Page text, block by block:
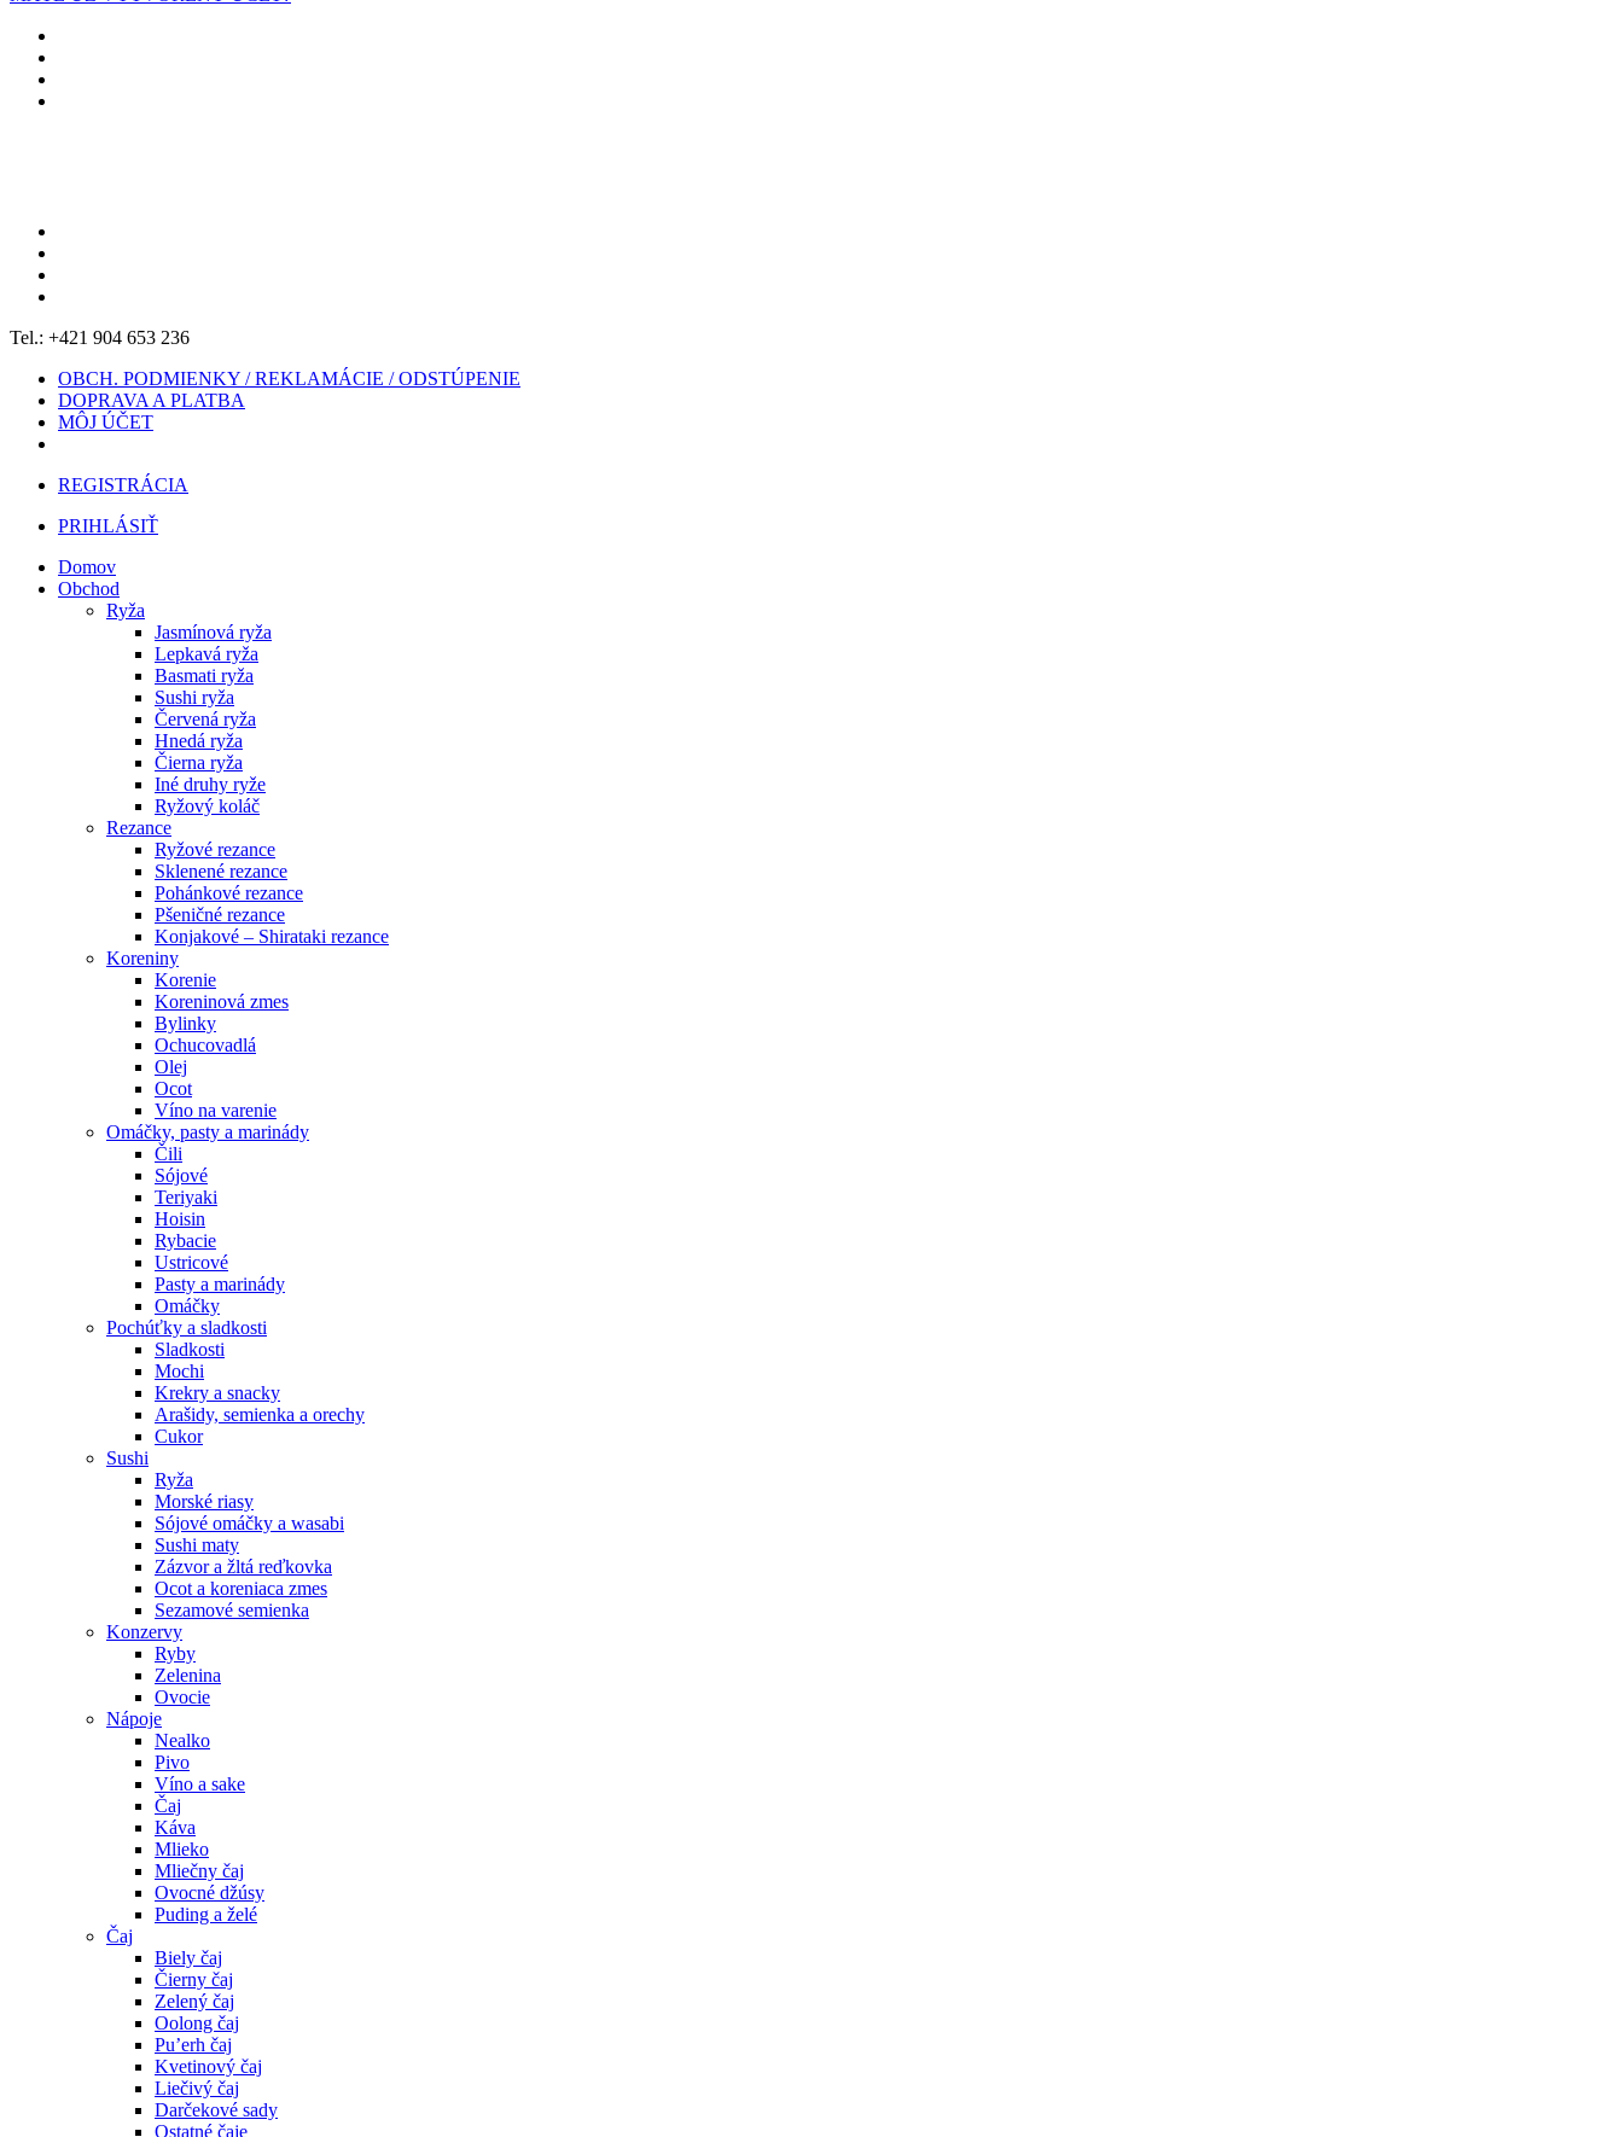
Tel.: +421 904 653 236
OBCH. PODMIENKY / REKLAMÁCIE / ODSTÚPENIE
DOPRAVA A PLATBA
MÔJ ÚČET
REGISTRÁCIA
PRIHLÁSIŤ
Domov
Obchod
Ryža
Jasmínová ryža
Lepkavá ryža
Basmati ryža
Sushi ryža
Červená ryža
Hnedá ryža
Čierna ryža
Iné druhy ryže
Ryžový koláč
Rezance
Ryžové rezance
Sklenené rezance
Pohánkové rezance
Pšeničné rezance
Konjakové – Shirataki rezance
Koreniny
Korenie
Koreninová zmes
Bylinky
Ochucovadlá
Olej
Ocot
Víno na varenie
Omáčky, pasty a marinády
Čili
Sójové
Teriyaki
Hoisin
Rybacie
Ustricové
Pasty a marinády
Omáčky
Pochúťky a sladkosti
Sladkosti
Mochi
Krekry a snacky
Arašidy, semienka a orechy
Cukor
Sushi
Ryža
Morské riasy
Sójové omáčky a wasabi
Sushi maty
Zázvor a žltá reďkovka
Ocot a koreniaca zmes
Sezamové semienka
Konzervy
Ryby
Zelenina
Ovocie
Nápoje
Nealko
Pivo
Víno a sake
Čaj
Káva
Mlieko
Mliečny čaj
Ovocné džúsy
Puding a želé
Čaj
Biely čaj
Čierny čaj
Zelený čaj
Oolong čaj
Pu’erh čaj
Kvetinový čaj
Liečivý čaj
Darčekové sady
Ostatné čaje